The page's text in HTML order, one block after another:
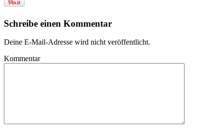
Schreibe einen Kommentar
Deine E-Mail-Adresse wird nicht veröffentlicht.
Kommentar